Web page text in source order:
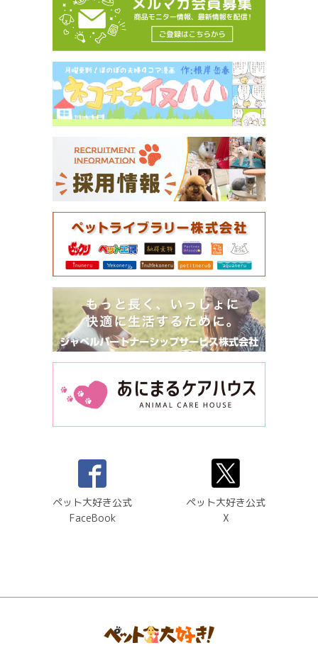
ペット大好き公式
FaceBook
ペット大好き公式
X